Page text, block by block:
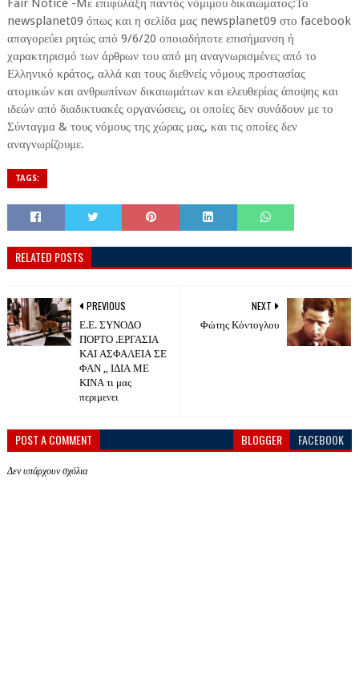
Fair Notice -Mε επιφύλαξη παντός νόμιμου δικαιώματος:Το
newsplanet09 όπως και η σελίδα μας newsplanet09 στο facebook
απαγορεύει ρητώς από 9/6/20 οποιαδήποτε επισήμανση ή
χαρακτηρισμό των άρθρων του από μη αναγνωρισμένες από το
Ελληνικό κράτος, αλλά και τους διεθνείς νόμους προστασίας
ατομικών και ανθρωπίνων δικαιωμάτων και ελευθερίας άποψης και
ιδεών από διαδικτυακές οργανώσεις, οι οποίες δεν συνάδουν με το
Σύνταγμα & τους νόμους της χώρας μας, και τις οποίες δεν
αναγνωρίζουμε.
TAGS:
RELATED POSTS
NEXT
Φώτης Κόντογλου
PREVIOUS
Ε.Ε. ΣΥΝΟΔΟ
ΠΟΡΤΟ .ΕΡΓΑΣΙΑ
ΚΑΙ ΑΣΦΑΛΕΙΑ ΣΕ
ΦΑΝ ,, ΙΔΙΑ ΜΕ
ΚΙΝΑ τι μας
περιμενει
POST A COMMENT BLOGGER FACEBOOK
Δεν υπάρχουν σχόλια